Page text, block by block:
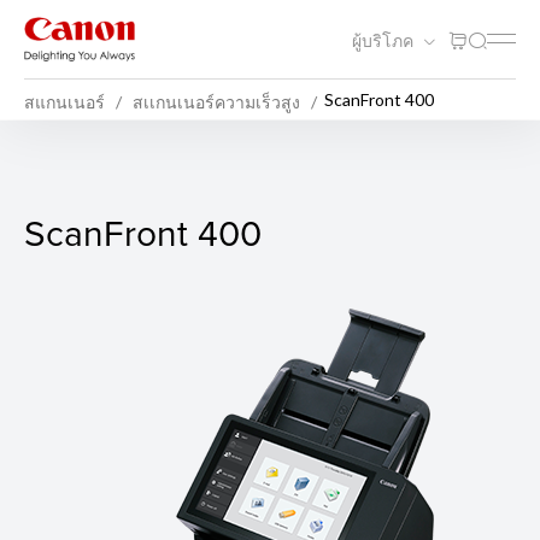
ผู้บริโภค
สแกนเนอร์ สเเกนเนอร์ความเร็วสูง ScanFront 400
ScanFront 400
ScanFront 400